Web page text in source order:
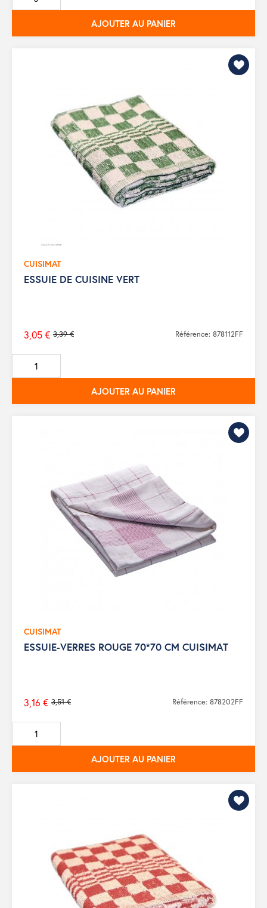
base
AJOUTER AU PANIER
CUISIMAT
ESSUIE DE CUISINE VERT
Prix
de
base
3,39 €
3,05 € Référence: 878112FF
AJOUTER AU PANIER
CUISIMAT
ESSUIE-VERRES ROUGE 70*70 CM CUISIMAT
Prix
de
base
3,51 €
3,16 € Référence: 878202FF
AJOUTER AU PANIER